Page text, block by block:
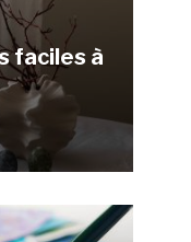
faciles à